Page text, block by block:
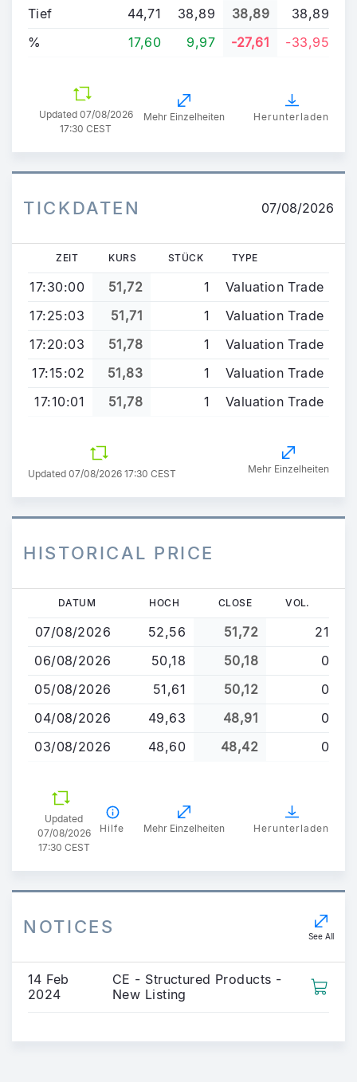
Tief 44,71 38,89 38,89
38,89
%
17,60 9,97 -27,61 -33,95
Updated 07/08/2026
17:30 CEST
Mehr Einzelheiten Herunterladen
TICKDATEN 07/08/2026
ZEIT KURS STÜCK TYPE
17:30:00 51,72 1
Valuation Trade
17:25:03
51,71 1
Valuation Trade
17:20:03
51,78 1
Valuation Trade
17:15:02
51,83 1
Valuation Trade
17:10:01
51,78 1 Valuation Trade
Updated 07/08/2026 17:30 CEST Mehr Einzelheiten
HISTORICAL PRICE
Direkt
Inhalt
DATUM HOCH CLOSE VOL.
07/08/2026 52,56 51,72
21
06/08/2026
50,18 50,18
0
05/08/2026
51,61 50,12
0
04/08/2026
49,63 48,91
0
03/08/2026
48,60 48,42 0
Updated
07/08/2026
17:30 CEST
Hilfe Mehr Einzelheiten Herunterladen
NOTICES See All
14 Feb
2024
CE - Structured Products -
New Listing